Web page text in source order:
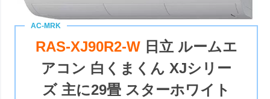
RAS-XJ90R2-W 日立 ルームエ
アコン 白くまくん XJシリー
ズ 主に29畳 スターホワイト